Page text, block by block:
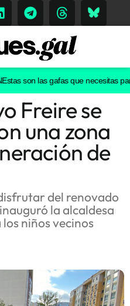
son las gafas que necesitas para
Freire se
una zona
de
del renovado
la alcaldesa
niños vecinos